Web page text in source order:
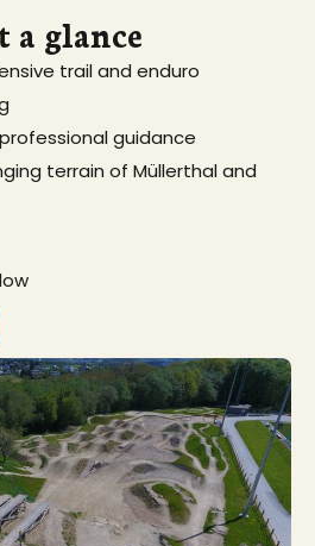
glance
trail and enduro
guidance
terrain of Müllerthal and